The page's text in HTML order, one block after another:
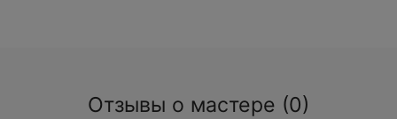
Отзывы о мастере (0)